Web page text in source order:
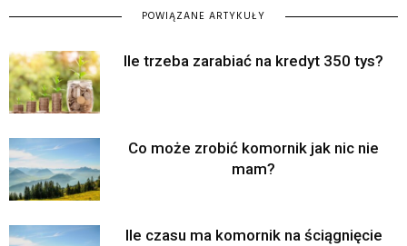
POWIĄZANE ARTYKUŁY
Ile trzeba zarabiać na kredyt 350 tys?
Co może zrobić komornik jak nic nie
mam?
Ile czasu ma komornik na ściągnięcie